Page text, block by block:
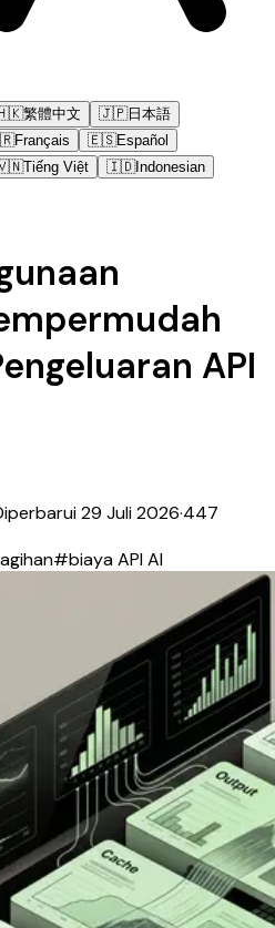
繁體中文 🇯🇵日本語
Français 🇪🇸Español
Tiếng Việt 🇮🇩Indonesian
API
29 Juli 2026·447
#biaya API AI